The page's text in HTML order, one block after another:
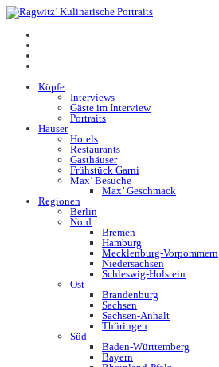
Köpfe
Interviews
Gäste im Interview
Portraits
Häuser
Hotels
Restaurants
Gasthäuser
Frühstück Garni
Max’ Besuche
Max’ Geschmack
Regionen
Berlin
Nord
Bremen
Hamburg
Mecklenburg-Vorpommern
Niedersachsen
Schleswig-Holstein
Ost
Brandenburg
Sachsen
Sachsen-Anhalt
Thüringen
Süd
Baden-Württemberg
Bayern